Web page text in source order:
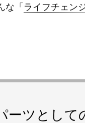
な「 ライフチェン
ーツとし